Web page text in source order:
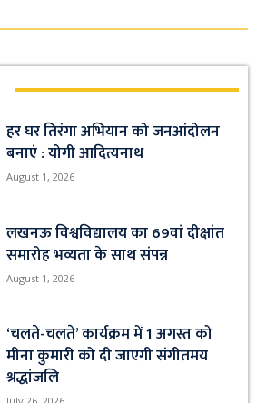
हर घर तिरंगा अभियान को जनआंदोलन
बनाएं : योगी आदित्यनाथ
August 1, 2026
लखनऊ विश्वविद्यालय का 69वां दीक्षांत
समारोह भव्यता के साथ संपन्न
August 1, 2026
‘चलते-चलते’ कार्यक्रम में 1 अगस्त को
मीना कुमारी को दी जाएगी संगीतमय
श्रद्धांजलि